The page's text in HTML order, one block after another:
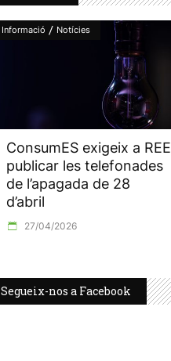
Informació / Notícies
ConsumES exigeix a REE
publicar les telefonades
de l’apagada de 28
d’abril
27/04/2026
Segueix-nos a Facebook